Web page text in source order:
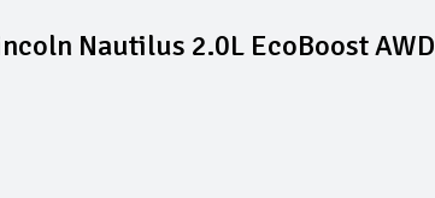
Nautilus 2.0L EcoBoost AWD